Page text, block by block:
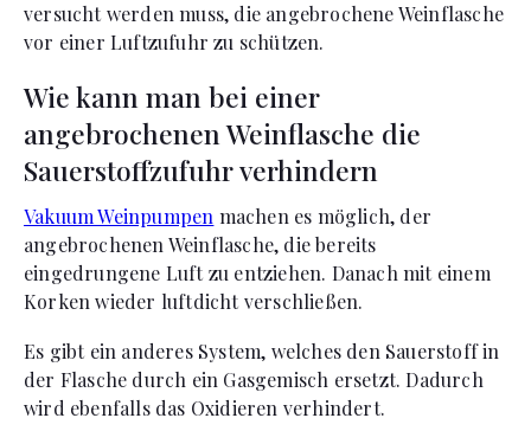
versucht werden muss, die angebrochene Weinflasche
vor einer Luftzufuhr zu schützen.
Wie kann man bei einer
angebrochenen Weinflasche die
Sauerstoffzufuhr verhindern
Vakuum Weinpumpen machen es möglich, der
angebrochenen Weinflasche, die bereits
eingedrungene Luft zu entziehen. Danach mit einem
Korken wieder luftdicht verschließen.
Es gibt ein anderes System, welches den Sauerstoff in
der Flasche durch ein Gasgemisch ersetzt. Dadurch
wird ebenfalls das Oxidieren verhindert.